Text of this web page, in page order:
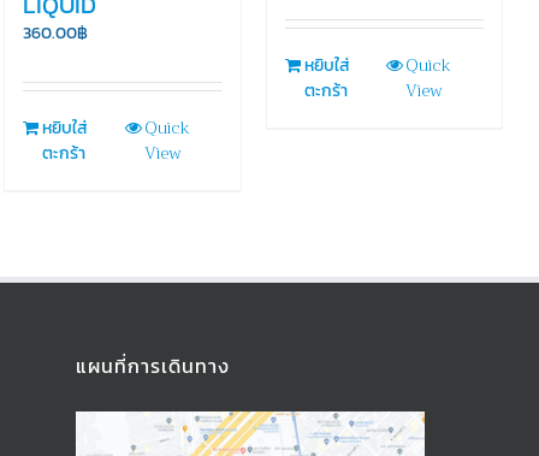
360.00฿
หยิบใส่
ตะกร้า
Quick
View
หยิบใส่
ตะกร้า
Quick
View
แผนที่การเดินทาง